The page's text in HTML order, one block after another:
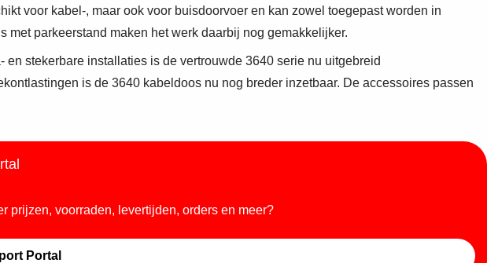
voor kabel-, maar ook voor buisdoorvoer en kan zowel toegepast worden in
parkeerstand maken het werk daarbij nog gemakkelijker.
stekerbare installaties is de vertrouwde 3640 serie nu uitgebreid
is de 3640 kabeldoos nu nog breder inzetbaar. De accessoires passen
prijzen, voorraden, levertijden, orders en meer?
Portal